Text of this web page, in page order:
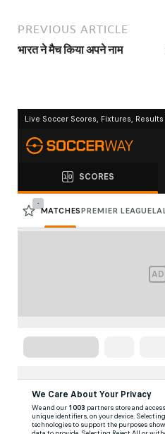
PREVIOUS ARTICLE
भारत ने मैच किया अपने नाम